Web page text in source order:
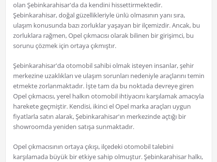
olan Şebinkarahisar'da da kendini hissettirmektedir.
Şebinkarahisar, doğal güzellikleriyle ünlü olmasının yanı sıra,
ulaşım konusunda bazı zorluklar yaşayan bir ilçemizdir. Ancak, bu
zorluklara rağmen, Opel çıkmacısı olarak bilinen bir girişimci, bu
sorunu çözmek için ortaya çıkmıştır.
Şebinkarahisar'da otomobil sahibi olmak isteyen insanlar, şehir
merkezine uzaklıkları ve ulaşım sorunları nedeniyle araçlarını temin
etmekte zorlanmaktadır. İşte tam da bu noktada devreye giren
Opel çıkmacısı, yerel halkın otomobil ihtiyacını karşılamak amacıyla
harekete geçmiştir. Kendisi, ikinci el Opel marka araçları uygun
fiyatlarla satın alarak, Şebinkarahisar'ın merkezinde açtığı bir
showroomda yeniden satışa sunmaktadır.
Opel çıkmacısının ortaya çıkışı, ilçedeki otomobil talebini
karşılamada büyük bir etkiye sahip olmuştur. Şebinkarahisar halkı,